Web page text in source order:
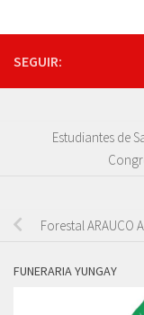
SEGUIR:
Estudiantes de
Forestal
FUNERARIA YUNGAY